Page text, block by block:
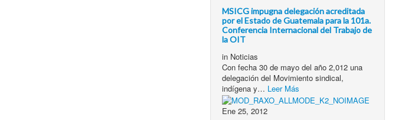
MSICG impugna delegación acreditada
por el Estado de Guatemala para la 101a.
Conferencia Internacional del Trabajo de
la OIT
in Noticias
Con fecha 30 de mayo del año 2,012 una
delegación del Movimiento sindical,
indígena y… Leer Más
Ene 25, 2012